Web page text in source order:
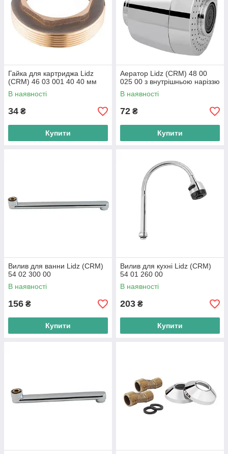
Гайка для картриджа Lidz
(CRM) 46 03 001 40 40 мм
В наявності
34 ₴
Купити
Аератор Lidz (CRM) 48 00
025 00 з внутрішньою наріззю
В наявності
72 ₴
Купити
Вилив для ванни Lidz (CRM)
54 02 300 00
В наявності
156 ₴
Купити
Вилив для кухні Lidz (CRM)
54 01 260 00
В наявності
203 ₴
Купити